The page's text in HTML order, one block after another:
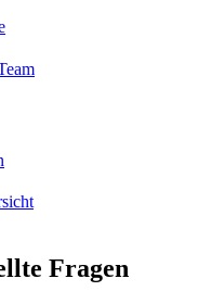
Fragen